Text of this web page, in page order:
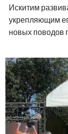
Искитим
укрепляющим
новых поводов